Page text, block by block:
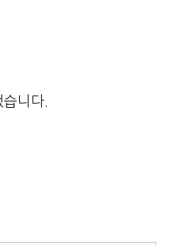
니다.